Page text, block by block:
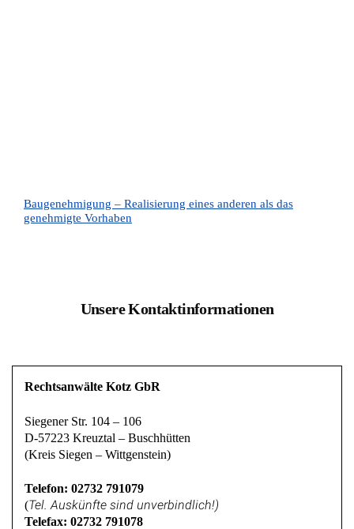
Baugenehmigung – Realisierung eines anderen als das
genehmigte Vorhaben
Unsere Kontaktinformationen
Rechtsanwälte Kotz GbR
Siegener Str. 104 – 106
D-57223 Kreuztal – Buschhütten
(Kreis Siegen – Wittgenstein)
Telefon: 02732 791079
(Tel. Auskünfte sind unverbindlich!)
Telefax: 02732 791078